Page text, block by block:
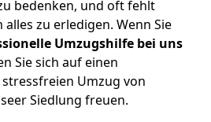
bedenken, und oft fehlt
zu erledigen. Wenn Sie
Umzugshilfe bei uns
Sie sich auf einen
Umzug von
Siedlung freuen.